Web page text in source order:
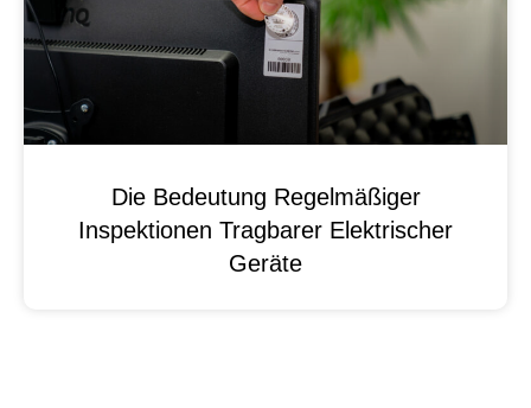
Die Bedeutung Regelmäßiger
Inspektionen Tragbarer Elektrischer
Geräte